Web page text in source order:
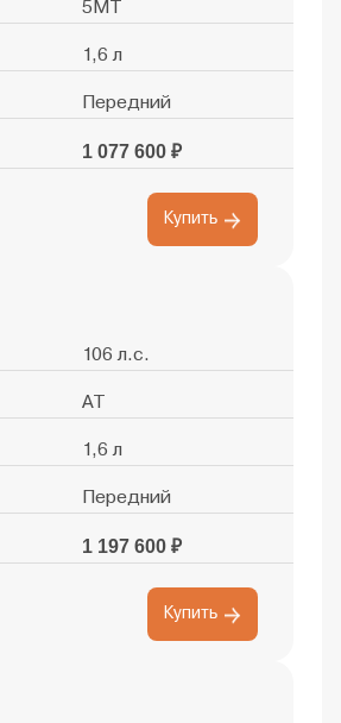
5MT
1,6 л
Передний
1 077 600 ₽
Купить
106 л.с.
AT
1,6 л
Передний
1 197 600 ₽
Купить